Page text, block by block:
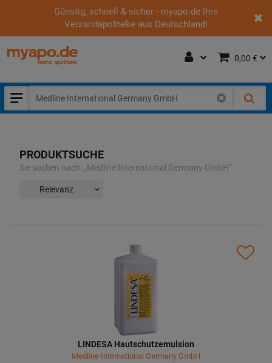
Günstig, schnell & sicher - myapo.de Ihre
Versandapotheke aus Deutschland!
0,00 €
PRODUKTSUCHE
Sie suchen nach: „Medline International Germany GmbH“
LINDESA Hautschutzemulsion
Medline International Germany GmbH